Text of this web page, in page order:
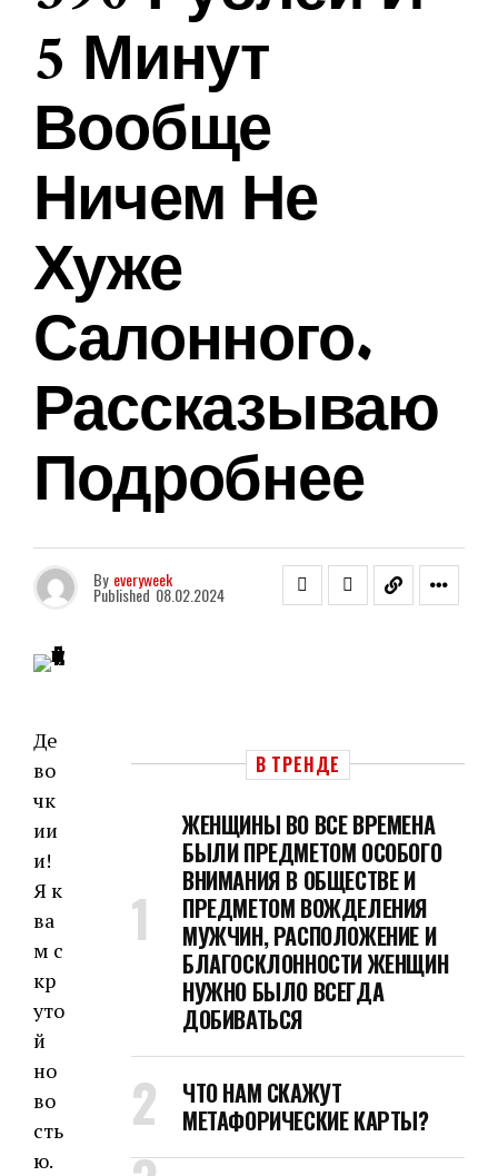
5 Минут
Вообще
Ничем Не
Хуже
Салонного.
Рассказываю
Подробнее
By everyweek
Published 08.02.2024
Де
во
чк
ии
и!
Я к
ва
м с
кр
уто
й
но
во
сть
ю.
В ТРЕНДЕ
ЖЕНЩИНЫ ВО ВСЕ ВРЕМЕНА
БЫЛИ ПРЕДМЕТОМ ОСОБОГО
ВНИМАНИЯ В ОБЩЕСТВЕ И
ПРЕДМЕТОМ ВОЖДЕЛЕНИЯ
МУЖЧИН, РАСПОЛОЖЕНИЕ И
БЛАГОСКЛОННОСТИ ЖЕНЩИН
НУЖНО БЫЛО ВСЕГДА
ДОБИВАТЬСЯ
ЧТО НАМ СКАЖУТ
МЕТАФОРИЧЕСКИЕ КАРТЫ?